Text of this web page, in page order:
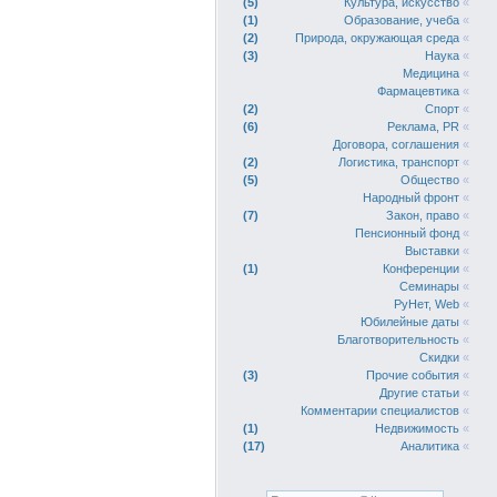
1
Образование, учеба «
2
Природа, окружающая среда «
3
Наука «
Медицина «
Фармацевтика «
2
Спорт «
6
Реклама, PR «
Договора, соглашения «
2
Логистика, транспорт «
5
Общество «
Народный фронт «
7
Закон, право «
Пенсионный фонд «
Выставки «
1
Конференции «
Семинары «
РуНет, Web «
Юбилейные даты «
Благотворительность «
Скидки «
3
Прочие события «
Другие статьи «
Комментарии специалистов «
1
Недвижимость «
17
Аналитика «